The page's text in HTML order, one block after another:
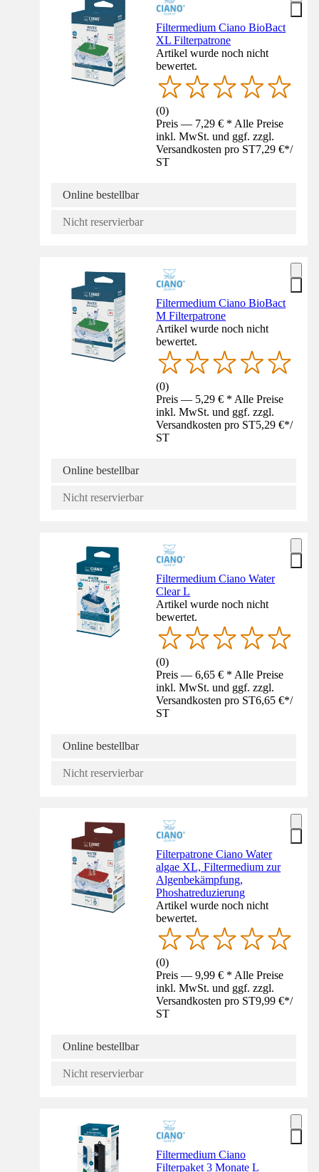
Filtermedium Ciano BioBact
XL Filterpatrone
Artikel wurde noch nicht
bewertet.
(0)
Preis — 7,29 € * Alle Preise
inkl. MwSt. und ggf. zzgl.
Versandkosten pro ST7,29 €*/
ST
Online bestellbar
Nicht reservierbar
Filtermedium Ciano BioBact
M Filterpatrone
Artikel wurde noch nicht
bewertet.
(0)
Preis — 5,29 € * Alle Preise
inkl. MwSt. und ggf. zzgl.
Versandkosten pro ST5,29 €*/
ST
Online bestellbar
Nicht reservierbar
Filtermedium Ciano Water
Clear L
Artikel wurde noch nicht
bewertet.
(0)
Preis — 6,65 € * Alle Preise
inkl. MwSt. und ggf. zzgl.
Versandkosten pro ST6,65 €*/
ST
Online bestellbar
Nicht reservierbar
Filterpatrone Ciano Water
algae XL, Filtermedium zur
Algenbekämpfung,
Phoshatreduzierung
Artikel wurde noch nicht
bewertet.
(0)
Preis — 9,99 € * Alle Preise
inkl. MwSt. und ggf. zzgl.
Versandkosten pro ST9,99 €*/
ST
Online bestellbar
Nicht reservierbar
Filtermedium Ciano
Filterpaket 3 Monate L